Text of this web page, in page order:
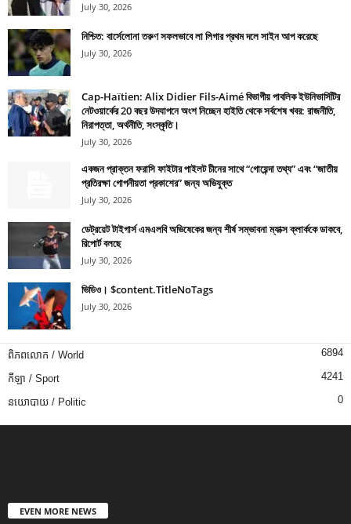
July 30, 2026
নিশ্চিত: বার্সেলোনা তরুণ সফলভাবে লা লিগার প্রথম দলে সাইন আপ করেছে
July 30, 2026
Cap-Haïtien: Alix Didier Fils-Aimé বিভাগীয় পাবলিক ইউনিভার্সিটির
নেটওয়ার্কের 20 বছর উদযাপনে অংশ নিচ্ছেন হাইতি থেকে সর্বশেষ খবর: রাজনীতি,
নিরাপত্তা, অর্থনীতি, সংস্কৃতি।
July 30, 2026
একজন প্রাক্তন ফরাসি ফাইটার পাইলট চীনের সাথে “গোয়েন্দা তথ্য” এবং “জাতীয়
প্রতিরক্ষা গোপনীয়তা প্রকাশের” জন্য অভিযুক্ত
July 30, 2026
ডেট্রয়েট টাইগার্স এমএলবি অভিষেকের জন্য শীর্ষ সম্ভাবনা ম্যাক্স ক্লার্ককে ডাকবে,
রিপোর্ট বলছে
July 30, 2026
ভিডিও। $content.TitleNoTags
July 30, 2026
ពិភពលោក / World 6894
កីឡា / Sport 4241
នយោបាយ / Politic 0
EVEN MORE NEWS